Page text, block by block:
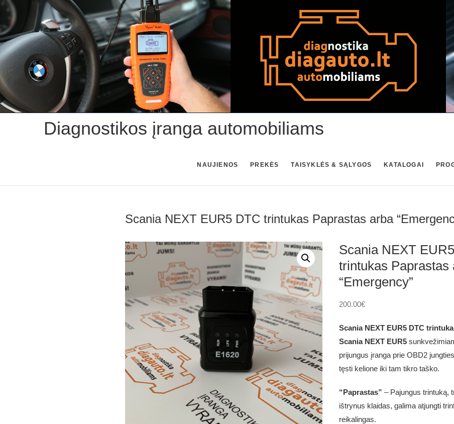
Skip
content
Diagnostikos įranga automobiliams
NAUJIENOS PREKĖS TAISYKLĖS & SĄLYGOS KATALOGAI
Scania NEXT EUR5 DTC trintukas Paprastas arba
Scania NEXT
trintukas Paprastas
“Emergency”
200.00€
Scania NEXT EUR5 DTC
Scania NEXT EUR5
prijungus įranga prie OBD2
tęsti kelione iki tam tikro taško.
“Paprastas” – Pajungus trintuką,
ištrynus klaidas, galima atjungti
reikalingas.